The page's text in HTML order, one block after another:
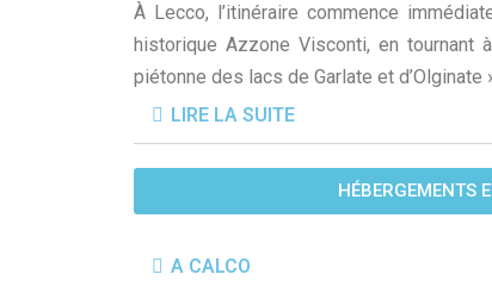
À Lecco, l’itinéraire commence
historique Azzone Visconti, en
piétonne des lacs de Garlate et d’Olginate
LIRE LA SUITE
HÉBERGEMENTS
A CALCO